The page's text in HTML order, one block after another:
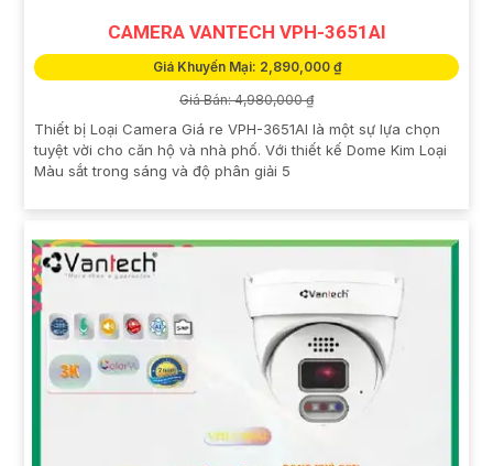
CAMERA VANTECH VPH-3651AI
Giá Khuyến Mại: 2,890,000 ₫
Giá Bán: 4,980,000 ₫
Thiết bị Loại Camera Giá re VPH-3651AI là một sự lựa chọn
tuyệt vời cho căn hộ và nhà phố. Với thiết kế Dome Kim Loại
Màu sắt trong sáng và độ phân giải 5